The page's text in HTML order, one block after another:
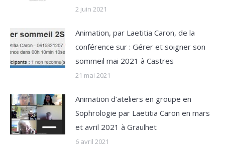
2 juin 2021
Animation, par Laetitia Caron, de la
conférence sur : Gérer et soigner son
sommeil mai 2021 à Castres
21 mai 2021
Animation d’ateliers en groupe en
Sophrologie par Laetitia Caron en mars
et avril 2021 à Graulhet
6 avril 2021